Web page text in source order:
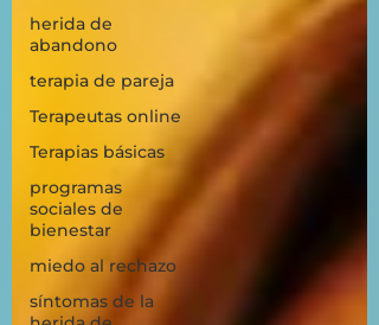
herida de
abandono
terapia de pareja
Terapeutas online
Terapias básicas
programas
sociales de
bienestar
miedo al rechazo
síntomas de la